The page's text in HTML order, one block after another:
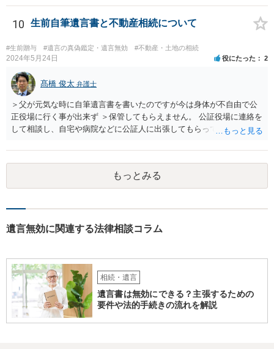
以前に、法定相続分や遺産分割未了の問題として整理すべき場合もあ
ります。 奥様において戸籍謄本、不動産登記簿、固定資産評価証明
書、遺言書の有無等を確認し、弁護士に個別に相談した方がよいと思
われます。
誘導しかしてこないと思います。
10 生前自筆遺言書と不動産相続について
#生前贈与 #遺言の真偽鑑定・遺言無効 #不動産・土地の相続
2024年5月24日 役にたった 2
髙橋 俊太 弁護士
＞父が元気な時に自筆遺言書を書いたのですが今は身体が不自由で公
正役場に行く事が出来ず ＞保管してもらえません。 公証役場に連絡を
して相談し、自宅や病院などに公証人に出張してもらって公正証書を
うことも可能です。 ＞不動産名義を父から母に名義変更しておいた方
がいいのではと考えていますがどう思いますか？ 詳細が不明であり何
とも言えないのですが、遺言内容との関わりもあると思いますので、
弁護士に事情等を説明して個別に相談した方がよいように思います。
もっとみる
遺言無効に関連する法律相談コラム
相続・遺言
遺言書は無効にできる？主張するための
要件や法的手続きの流れを解説